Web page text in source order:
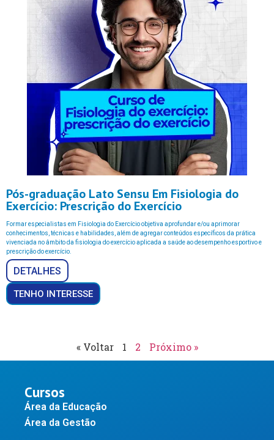
Pós-graduação Lato Sensu Em Fisiologia do
Exercício: Prescrição do Exercício
Formar especialistas em Fisiologia do Exercício objetiva aprofundar e/ou aprimorar
conhecimentos, técnicas e habilidades, além de agregar conteúdos específicos da prática
vivenciada no âmbito da fisiologia do exercício aplicada a saúde ao desempenho esportivo e
prescrição do exercício.
DETALHES
TENHO INTERESSE
« Voltar 1 2 Próximo »
Cursos
Área da Educação
Área da Gestão